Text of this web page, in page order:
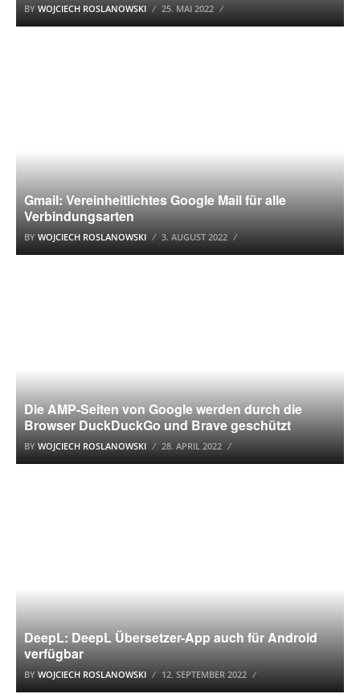
BY WOJCIECH ROSLANOWSKI 25. MAI 2022
Gmail: Vereinheitlichtes Google Mail für alle
Verbindungsarten
BY WOJCIECH ROSLANOWSKI 3. AUGUST 2022
Die AMP-Seiten von Google werden durch die
Browser DuckDuckGo und Brave geschützt
BY WOJCIECH ROSLANOWSKI 28. APRIL 2022
DeepL: DeepL Übersetzer-App auch für Android
verfügbar
BY WOJCIECH ROSLANOWSKI 12. SEPTEMBER 2022